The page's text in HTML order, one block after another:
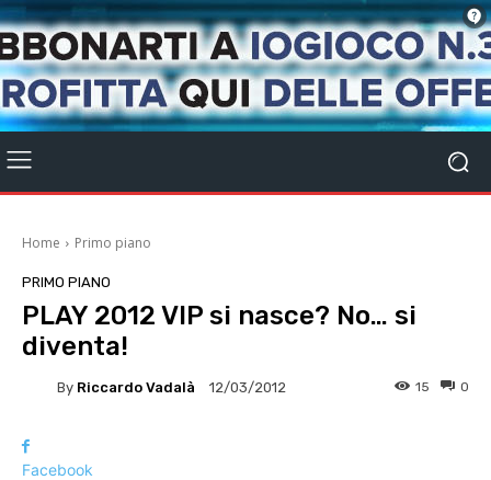
Home Primo piano
PRIMO PIANO
PLAY 2012 VIP si nasce? No… si
diventa!
By Riccardo Vadalà 12/03/2012 0
15
Facebook